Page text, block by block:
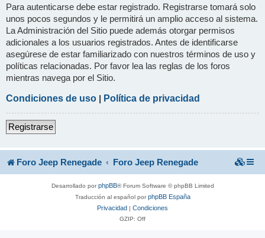
Para autenticarse debe estar registrado. Registrarse tomará solo
unos pocos segundos y le permitirá un amplio acceso al sistema.
La Administración del Sitio puede además otorgar permisos
adicionales a los usuarios registrados. Antes de identificarse
asegúrese de estar familiarizado con nuestros términos de uso y
políticas relacionadas. Por favor lea las reglas de los foros
mientras navega por el Sitio.
Condiciones de uso | Política de privacidad
Registrarse
Foro Jeep Renegade Foro Jeep Renegade
Desarrollado porphpBB® Forum Software © phpBB Limited
Traducción al español porphpBB España
Privacidad | Condiciones
GZIP: Off